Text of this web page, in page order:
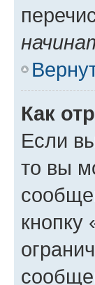
Как
Если
то вы
кнопку